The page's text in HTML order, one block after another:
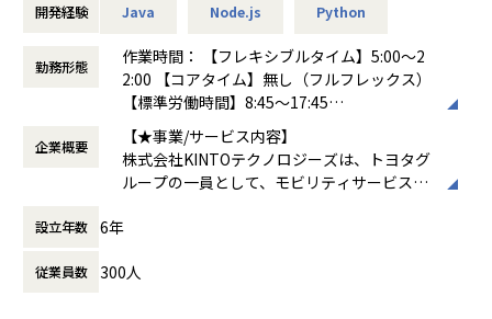
主向けのオペレーションDXを支援するSaaS事業を運営する
物流テックスタートアップです。
2015年にラクスル株式会社の新規事業として始まり、2022
年にはBtoB物流No.1のセイノーHD株式会社とジョイントベ
ンチャーを組む形で「ハコベル株式会社」として独立しまし
た。
その後も、成長性・注目度の高さから、山九株式会社・株式
会社環境エネルギー投資・福山通運株式会社・SOMPO Grow
日本郵政キャピタル株式会社・JA三井リース株式会社といっ
ハコベルは20兆円を超える物流業界において、全国の営業ネ
ることを大事にしています。実際にほとんどのメンバーが一
イドやPdMと連携しながらプロダクトのビジョンを深く理解
し、要件定義や仕様策定に関与できる環境です。物流の最前
線で働くメンバーの声を直接聞きながら、リアルな現場の課
題を開発に活かせます。
ベンチャーならではのスピード感と、裁量の大きな環境で働
チームで裁量を持ち、自律的に開発を進めるカルチャーが根
改善、技術・アーキテクチャの選定にも主体的に関われる環
KINTO国内事業の拡大と開発拠点の拡張に伴い、社内DevOp
s体制の強化を進めます。
東京だけではなく名古屋と大阪のチームを強化し、各拠点を
つないだ運営体制で、事業継続可能な社内体制へと発展させ
ていきたいと考えています。
以下業務をメンバーまたはリーダーとして携わっていただき
ます。
KINTO国内事業向け業務システムの立ち上げから開発・導入
開発経験 Java Node.js Python
勤務形態
作業時間： 【フレキシブルタイム】5:00～2
2:00 【コアタイム】無し（フルフレックス）
【標準労働時間】8:45～17:45
働き方：
フルフレックス制
時間外労働の有無： 有（月平均11時間）
休憩時間： 60分
企業概要
【★事業/サービス内容】
株式会社KINTOテクノロジーズは、トヨタグ
ループの一員として、モビリティサービスを
主な事業内容には、自動車のサブスクリプシ
モビリティサービス「my route」の開発・運
設立年数 6年
従業員数 300人